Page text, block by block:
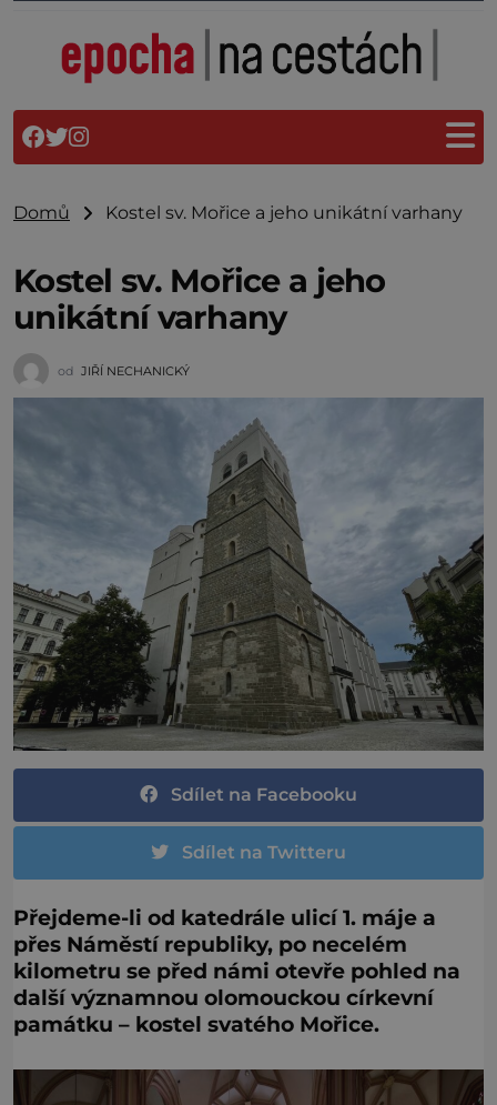
Domů Kostel sv. Mořice a jeho unikátní varhany
Kostel sv. Mořice a jeho
unikátní varhany
od JIŘÍ NECHANICKÝ
Sdílet na Facebooku
Sdílet na Twitteru
Přejdeme-li od katedrále ulicí 1. máje a
přes Náměstí republiky, po necelém
kilometru se před námi otevře pohled na
další významnou olomouckou církevní
památku – kostel svatého Mořice.